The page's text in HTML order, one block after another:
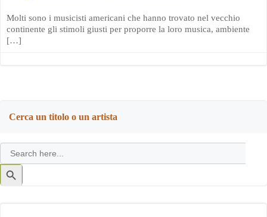
Molti sono i musicisti americani che hanno trovato nel vecchio
continente gli stimoli giusti per proporre la loro musica, ambiente
[…]
Cerca un titolo o un artista
Search
for:
Search
Button